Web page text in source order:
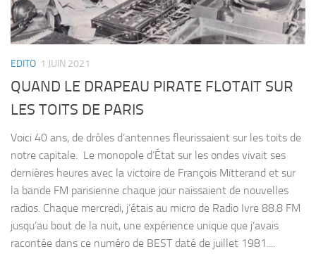
EDITO 1 JUIN 2021
QUAND LE DRAPEAU PIRATE FLOTAIT SUR
LES TOITS DE PARIS
Voici 40 ans, de drôles d’antennes fleurissaient sur les toits de
notre capitale. Le monopole d’État sur les ondes vivait ses
dernières heures avec la victoire de François Mitterand et sur
la bande FM parisienne chaque jour naissaient de nouvelles
radios. Chaque mercredi, j’étais au micro de Radio Ivre 88.8 FM
jusqu’au bout de la nuit, une expérience unique que j’avais
racontée dans ce numéro de BEST daté de juillet 1981....